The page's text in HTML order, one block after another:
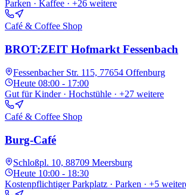
Parken · Kaffee · +26 weitere
Café & Coffee Shop
BROT:ZEIT Hofmarkt Fessenbach
Fessenbacher Str. 115, 77654 Offenburg
Heute 08:00 - 17:00
Gut für Kinder · Hochstühle · +27 weitere
Café & Coffee Shop
Burg-Café
Schloßpl. 10, 88709 Meersburg
Heute 10:00 - 18:30
Kostenpflichtiger Parkplatz · Parken · +5